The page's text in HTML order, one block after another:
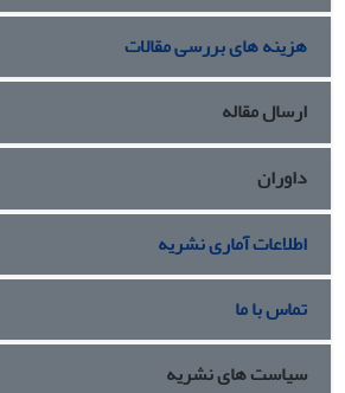
هزینه های بررسی مقالات
ارسال مقاله
داوران
اطلاعات آماری نشریه
تماس با ما
سیاست های نشریه